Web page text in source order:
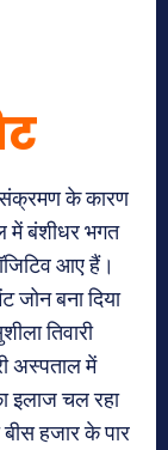
संक्रमण के कारण
में बंशीधर भगत
आए हैं।
बना दिया
तिवारी
अस्पताल में
इलाज चल रहा
हजार के पार